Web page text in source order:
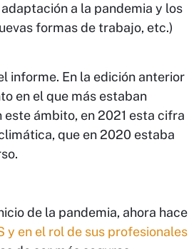
a la pandemia y los
formas de trabajo, etc.)
informe. En la edición anterior
en el que más estaban
este ámbito, en 2021 esta cifra
que en 2020 estaba
de la pandemia, ahora hace
y en el rol de sus profesionales